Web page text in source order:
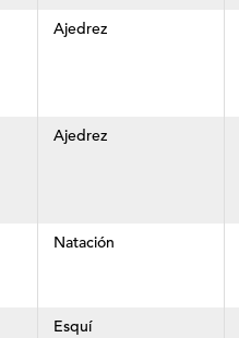
Ajedrez
Ajedrez
Natación
Esquí